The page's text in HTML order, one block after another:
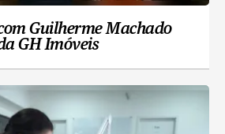
Guilherme Machado
GH Imóveis